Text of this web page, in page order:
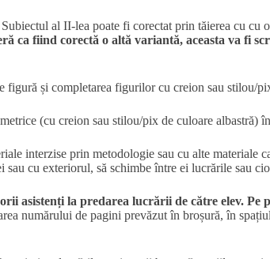
al II-lea poate fi corectat prin tăierea cu
ca fiind corectă o altă variantă, aceasta va fi
figură și completarea figurilor cu creion sau stilou/
(cu creion sau stilou/pix de culoare albastră)
interzise prin metodologie sau cu alte materiale
cu exteriorul, să schimbe între ei lucrările sau
asistenți la predarea lucrării de către elev.
numărului de pagini prevăzut în broșură, în